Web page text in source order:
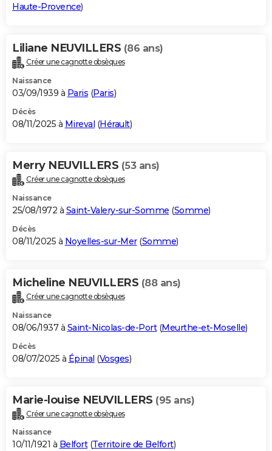
DICTIONNAIRE
Dictionnaire
Biographies
Citations
Expressions
Proverbes
PROGRAMME TV
COPAINS D'AVANT
S'inscrire
Se connecter
Lycées
Collèges
Primaires
Universités
Entreprises
Service militaire
Avis de recherche
AVIS DE DÉCÈS
Bricolage
Lifestyle
Culture
Sport
Auto
Television
Voyage
Cinema
Haute-Provence)
Liliane NEUVILLERS (86 ans)
Créer une cagnotte obsèques
Naissance
03/09/1939 à Paris (Paris)
Décès
08/11/2025 à Mireval (Hérault)
Merry NEUVILLERS (53 ans)
Créer une cagnotte obsèques
Naissance
25/08/1972 à Saint-Valery-sur-Somme (Somme)
Décès
08/11/2025 à Noyelles-sur-Mer(Somme)
Micheline NEUVILLERS (88 ans)
Créer une cagnotte obsèques
Naissance
08/06/1937 à Saint-Nicolas-de-Port(Meurthe-et-Moselle)
Décès
08/07/2025 à Épinal (Vosges)
Marie-louise NEUVILLERS (95 ans)
Créer une cagnotte obsèques
Naissance
10/11/1921 à Belfort(Territoire de Belfort)